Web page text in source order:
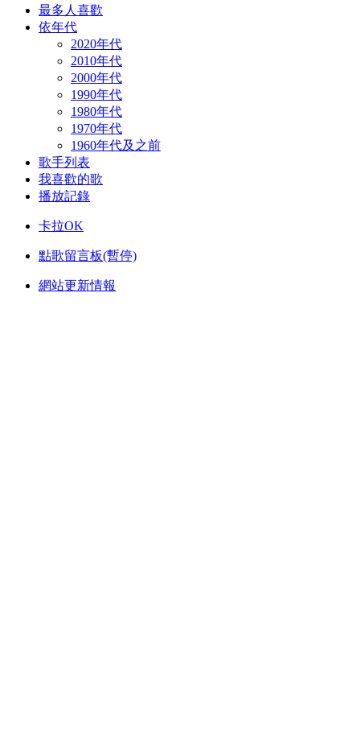
最多人喜歡
依年代
2020年代
2010年代
2000年代
1990年代
1980年代
1970年代
1960年代及之前
歌手列表
我喜歡的歌
播放記錄
卡拉OK
點歌留言板(暫停)
網站更新情報